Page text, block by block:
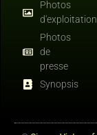
Photos
d'exploitation
Photos
de
presse
Synopsis